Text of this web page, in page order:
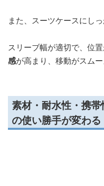
また、スーツケースにし
スリーブ幅が適切で、位
感が高まり、移動がスムー
素材・耐水性・携
の使い勝手が変わる